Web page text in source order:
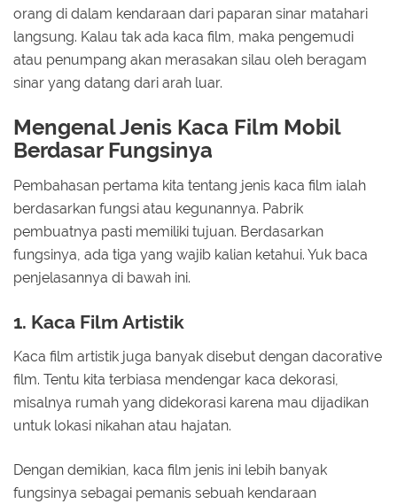
orang di dalam kendaraan dari paparan sinar matahari
langsung. Kalau tak ada kaca film, maka pengemudi
atau penumpang akan merasakan silau oleh beragam
sinar yang datang dari arah luar.
Mengenal Jenis Kaca Film Mobil
Berdasar Fungsinya
Pembahasan pertama kita tentang jenis kaca film ialah
berdasarkan fungsi atau kegunannya. Pabrik
pembuatnya pasti memiliki tujuan. Berdasarkan
fungsinya, ada tiga yang wajib kalian ketahui. Yuk baca
penjelasannya di bawah ini.
1. Kaca Film Artistik
Kaca film artistik juga banyak disebut dengan dacorative
film. Tentu kita terbiasa mendengar kaca dekorasi,
misalnya rumah yang didekorasi karena mau dijadikan
untuk lokasi nikahan atau hajatan.
Dengan demikian, kaca film jenis ini lebih banyak
fungsinya sebagai pemanis sebuah kendaraan